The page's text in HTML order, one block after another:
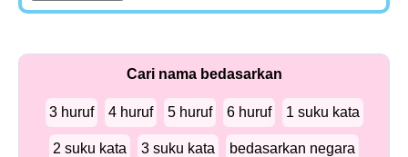
Cari nama bedasarkan
3 huruf 4 huruf 5 huruf 6 huruf 1 suku kata
2 suku kata 3 suku kata bedasarkan negara